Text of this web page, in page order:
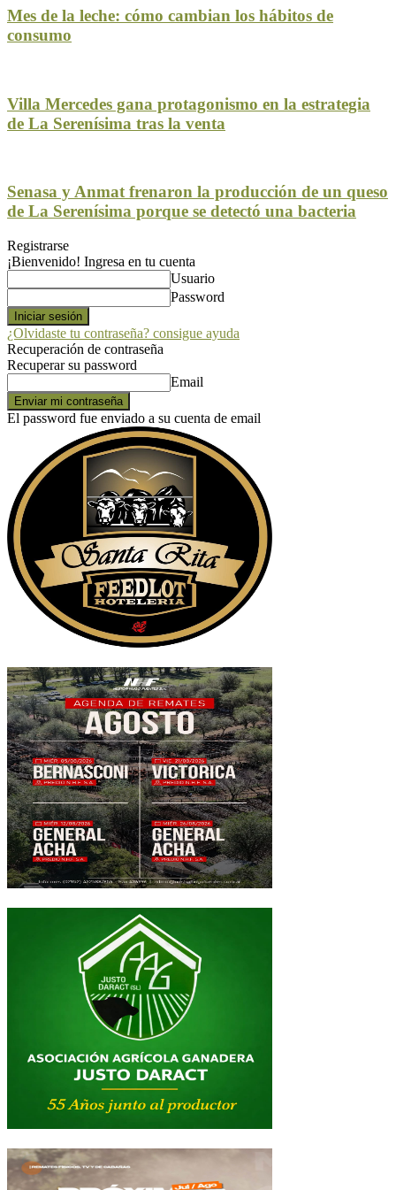
Mes de la leche: cómo cambian los hábitos de
consumo
Villa Mercedes gana protagonismo en la estrategia
de La Serenísima tras la venta
Senasa y Anmat frenaron la producción de un queso
de La Serenísima porque se detectó una bacteria
Registrarse
¡Bienvenido! Ingresa en tu cuenta
Usuario
Password
¿Olvidaste tu contraseña? consigue ayuda
Recuperación de contraseña
Recuperar su password
Email
El password fue enviado a su cuenta de email